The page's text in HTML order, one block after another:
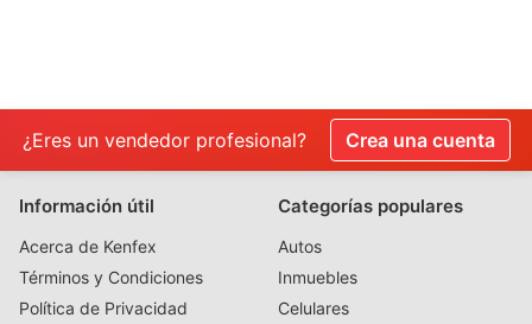
¿Eres un vendedor profesional? Crea una cuenta
Información útil
Acerca de Kenfex
Términos y Condiciones
Política de Privacidad
Categorías populares
Autos
Inmuebles
Celulares